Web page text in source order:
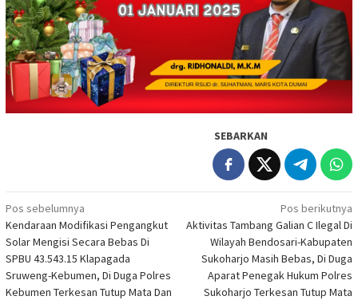
SEBARKAN
Navigasi
pos
Pos sebelumnya
Kendaraan Modifikasi Pengangkut
Solar Mengisi Secara Bebas Di
SPBU 43.543.15 Klapagada
Sruweng-Kebumen, Di Duga Polres
Kebumen Terkesan Tutup Mata Dan
Pos berikutnya
Aktivitas Tambang Galian C Ilegal Di
Wilayah Bendosari-Kabupaten
Sukoharjo Masih Bebas, Di Duga
Aparat Penegak Hukum Polres
Sukoharjo Terkesan Tutup Mata